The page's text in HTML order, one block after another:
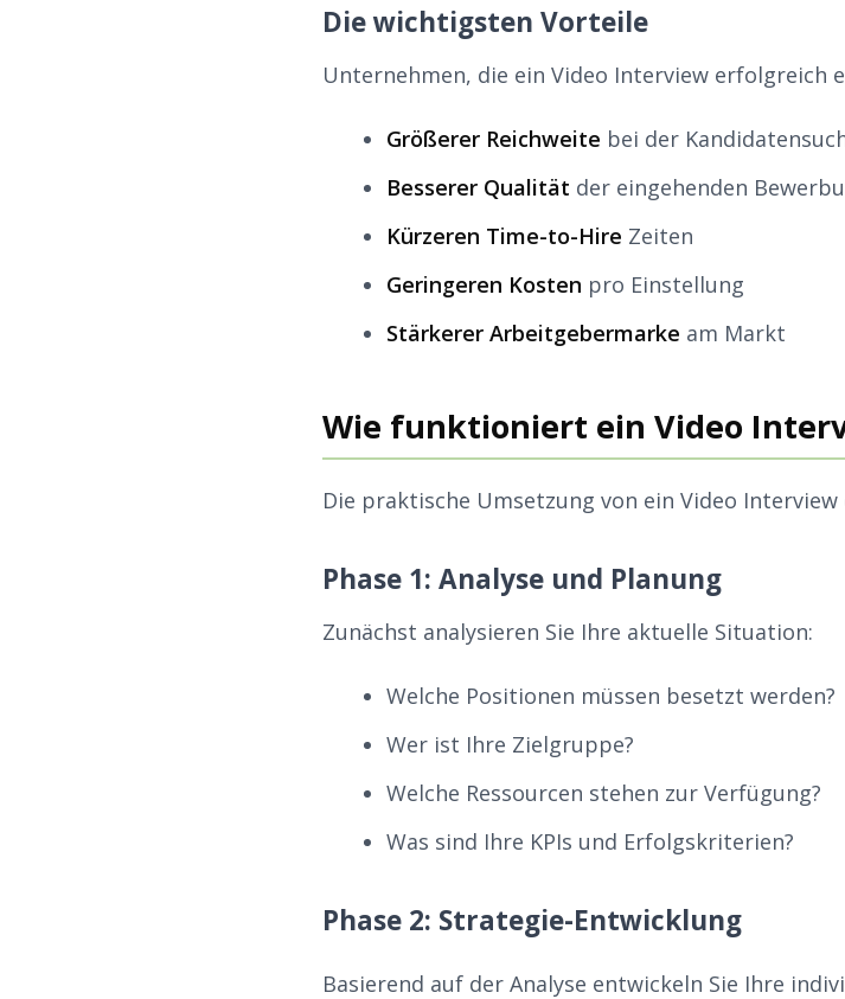
Die wichtigsten Vorteile
Unternehmen, die ein Video Interview erfolgreich
Größerer Reichweite bei der
Besserer Qualität der eingehenden
Kürzeren Time-to-Hire Zeiten
Geringeren Kosten pro Einstellung
Stärkerer Arbeitgebermarke am Markt
Wie funktioniert ein Video
Die praktische Umsetzung von ein Video
Phase 1: Analyse und Planung
Zunächst analysieren Sie Ihre aktuelle Situation:
Welche Positionen müssen besetzt werden?
Wer ist Ihre Zielgruppe?
Welche Ressourcen stehen zur Verfügung?
Was sind Ihre KPIs und Erfolgskriterien?
Phase 2: Strategie-Entwicklung
Basierend auf der Analyse entwickeln Sie Ihre